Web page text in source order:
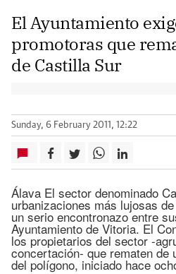
El Ayuntamiento
promotoras que
de Castilla Sur
Sunday, 6 February 2011, 12:22
Álava El sector denominado
urbanizaciones más lujosas
un serio encontronazo entre
Ayuntamiento de Vitoria. El
los propietarios del sector -
concertación- que rematen de
del polígono, iniciado hace